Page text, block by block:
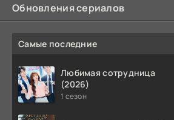
Обновления сериалов
Самые последние
Любимая сотрудница
(2026)
1 сезон